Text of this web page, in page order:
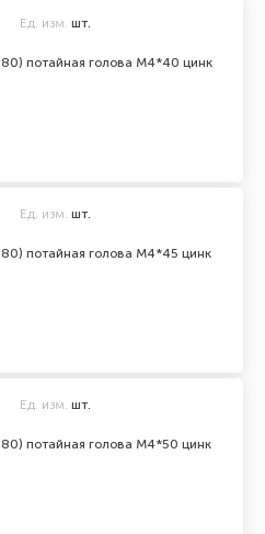
потайная голова М4*40 цинк
Ед. изм. шт.
потайная голова М4*45 цинк
Ед. изм. шт.
потайная голова М4*50 цинк
Ед. изм. шт.